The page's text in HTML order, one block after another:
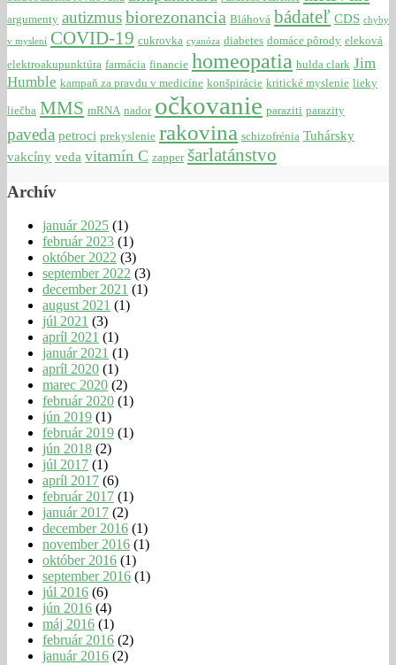
argumenty autizmusbiorezonancia Bláhová bádateľ CDS chyby
v myslení COVID-19 cukrovka cyanóza diabetes domáce pôrody eleková
elektroakupunktúra farmácia financie homeopatia hulda clark Jim
Humble kampaň za pravdu v medicíne konšpirácie kritické myslenie lieky
liečba MMS mRNA nador očkovanie paraziti parazity
paveda petroci prekyslenie rakovina schizofrénia Tuhársky
vakcíny veda vitamín C zapper šarlatánstvo
Archív
január 2025 (1)
február 2023 (1)
október 2022 (3)
september 2022 (3)
december 2021 (1)
august 2021 (1)
júl 2021 (3)
apríl 2021 (1)
január 2021 (1)
apríl 2020 (1)
marec 2020 (2)
február 2020 (1)
jún 2019 (1)
február 2019 (1)
jún 2018 (2)
júl 2017 (1)
apríl 2017 (6)
február 2017 (1)
január 2017 (2)
december 2016 (1)
november 2016 (1)
október 2016 (1)
september 2016 (1)
júl 2016 (6)
jún 2016 (4)
máj 2016 (1)
február 2016 (2)
január 2016 (2)